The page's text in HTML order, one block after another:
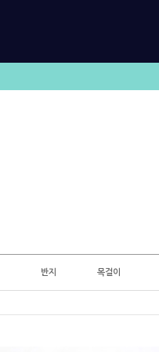
반지 목걸이